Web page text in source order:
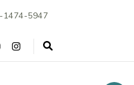
1474-5947